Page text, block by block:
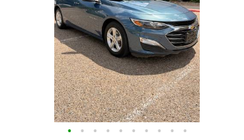
• • • • • • • • • •